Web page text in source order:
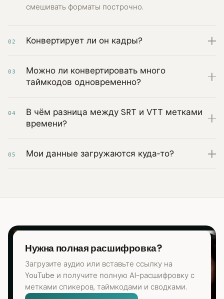
смешивать форматы построчно.
02 Конвертирует ли он кадры?
03
Можно ли конвертировать много
таймкодов одновременно?
04
В чём разница между SRT и VTT метками
времени?
05 Мои данные загружаются куда‑то?
Нужна полная расшифровка?
Загрузите аудио или вставьте ссылку на
YouTube и получите полную AI-расшифровку с
метками спикеров, таймкодами и сводками.